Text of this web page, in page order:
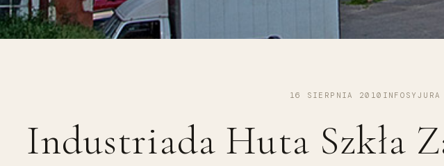
16 SIERPNIA 2010 INFOSY JURA
Industriada Huta Szkła